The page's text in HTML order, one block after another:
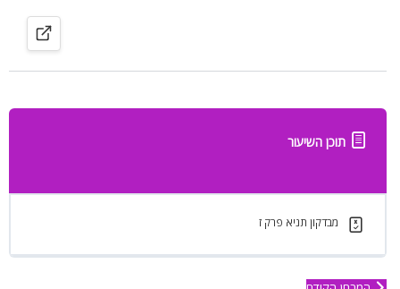
תוכן השיעור
מבדקון תניא פרק ז